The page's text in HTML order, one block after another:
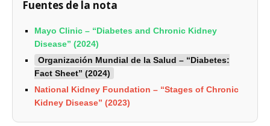
Fuentes de la nota
Mayo Clinic – “Diabetes and Chronic Kidney
Disease” (2024)
Organización Mundial de la Salud – “Diabetes:
Fact Sheet” (2024)
National Kidney Foundation – “Stages of Chronic
Kidney Disease” (2023)